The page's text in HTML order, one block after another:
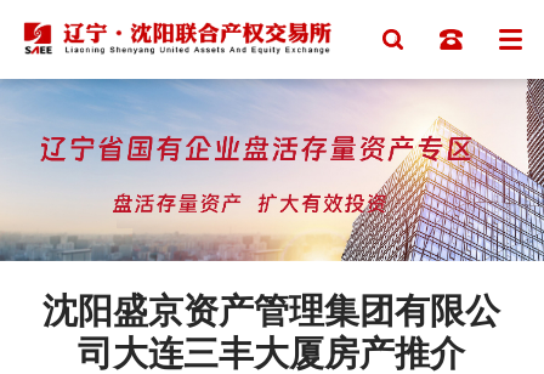
沈阳盛京资产管理集团有限公
司大连三丰大厦房产推介